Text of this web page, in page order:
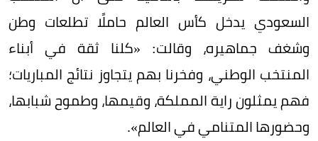
السعودي يدخل كأس العالم حاملًا تطلعات وطن
وشغف جماهيره، وقالت: «كلنا ثقة في أبناء
المنتخب الوطني، وفخرنا بهم يتجاوز نتائج المباريات؛
فهم يمثلون راية المملكة، وقيمها، وطموح شبابها،
وحضورها المتنامي في العالم».